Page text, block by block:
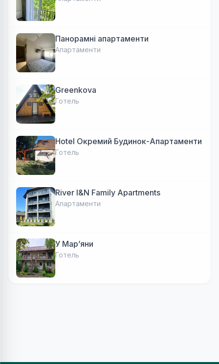
Панорамні апартаменти
Апартаменти
Greenkova
Готель
Hotel Окремий Будинок-Апартаменти
Готель
River I&N Family Apartments
Апартаменти
У Марʼяни
Готель